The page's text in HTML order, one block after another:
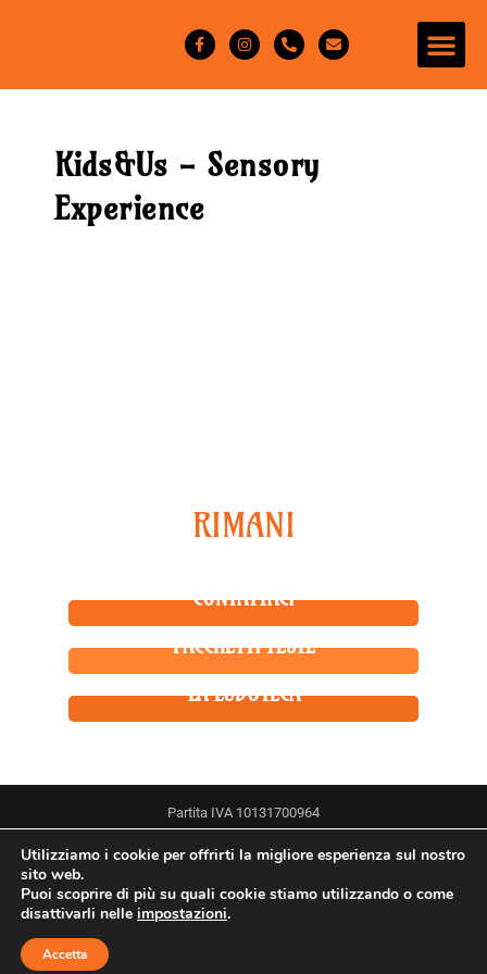
Kids&Us - Sensory
Experience
RIMANI
CONTATTACI
PACCHETTI FESTE
LA LUDOTECA
Partita IVA 10131700964
Utilizziamo i cookie per offrirti la migliore esperienza sul nostro
sito web.
Puoi scoprire di più su quali cookie stiamo utilizzando o come
disattivarli nelle impostazioni.
Accetta